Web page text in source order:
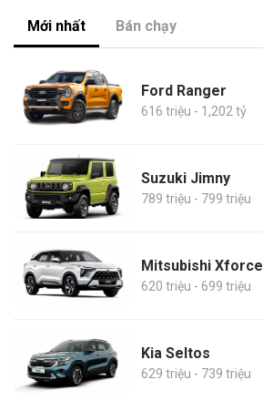
Mới nhất Bán chạy
Ford Ranger
616 triệu - 1,202 tỷ
Suzuki Jimny
789 triệu - 799 triệu
Mitsubishi Xforce
620 triệu - 699 triệu
Kia Seltos
629 triệu - 739 triệu